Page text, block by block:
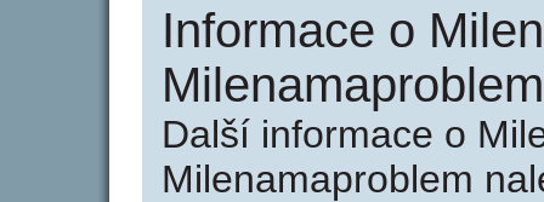
Informace o
Další informace o
Milenamaproblem